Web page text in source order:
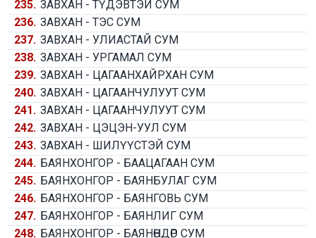
235. ЗАВХАН - ТҮДЭВТЭЙ СУМ
236. ЗАВХАН - ТЭС СУМ
237. ЗАВХАН - УЛИАСТАЙ СУМ
238. ЗАВХАН - УРГАМАЛ СУМ
239. ЗАВХАН - ЦАГААНХАЙРХАН СУМ
240. ЗАВХАН - ЦАГААНЧУЛУУТ СУМ
241. ЗАВХАН - ЦАГААНЧУЛУУТ СУМ
242. ЗАВХАН - ЦЭЦЭН-УУЛ СУМ
243. ЗАВХАН - ШИЛҮҮСТЭЙ СУМ
244. БАЯНХОНГОР - БААЦАГААН СУМ
245. БАЯНХОНГОР - БАЯНБУЛАГ СУМ
246. БАЯНХОНГОР - БАЯНГОВЬ СУМ
247. БАЯНХОНГОР - БАЯНЛИГ СУМ
248. БАЯНХОНГОР - БАЯНӨНДӨР СУМ